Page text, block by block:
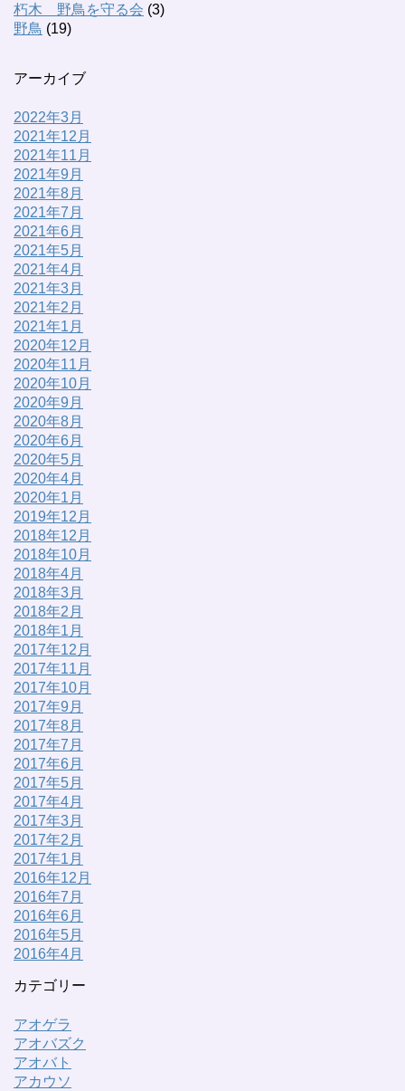
朽木 野鳥を守る会 (3)
野鳥 (19)
アーカイブ
2022年3月
2021年12月
2021年11月
2021年9月
2021年8月
2021年7月
2021年6月
2021年5月
2021年4月
2021年3月
2021年2月
2021年1月
2020年12月
2020年11月
2020年10月
2020年9月
2020年8月
2020年6月
2020年5月
2020年4月
2020年1月
2019年12月
2018年12月
2018年10月
2018年4月
2018年3月
2018年2月
2018年1月
2017年12月
2017年11月
2017年10月
2017年9月
2017年8月
2017年7月
2017年6月
2017年5月
2017年4月
2017年3月
2017年2月
2017年1月
2016年12月
2016年7月
2016年6月
2016年5月
2016年4月
カテゴリー
アオゲラ
アオバズク
アオバト
アカウソ